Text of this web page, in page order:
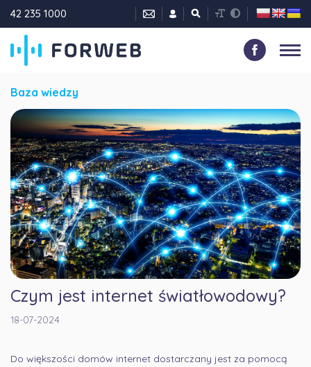
42 235 1000
Baza wiedzy
Czym jest internet światłowodowy?
18-07-2024
Do większości domów internet dostarczany jest za pomocą